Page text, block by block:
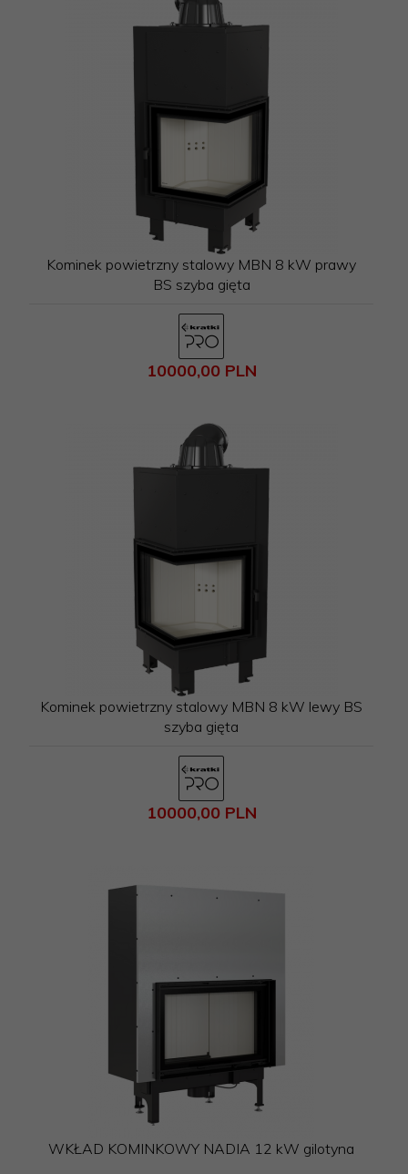
Kominek powietrzny stalowy MBN 8 kW prawy
BS szyba gięta
10000,00 PLN
Kominek powietrzny stalowy MBN 8 kW lewy BS
szyba gięta
10000,00 PLN
WKŁAD KOMINKOWY NADIA 12 kW gilotyna